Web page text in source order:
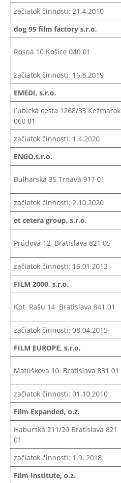
začiatok činnosti: 21.4.2010
dog 95 film factory s.r.o.
Rosná 10 Košice 040 01
začiatok činnosti: 16.8.2019
EMEDI, s.r.o.
Ľubická cesta 1268/33 Kežmarok
060 01
začiatok činnosti: 1.4.2020
ENGO,s.r.o.
Bulharská 35 Trnava 917 01
začiatok činnosti: 2.10.2020
et cetera group, s.r.o.
Prúdová 12 Bratislava 821 05
začiatok činnosti: 16.01.2012
FILM 2000, s.r.o.
Kpt. Rašu 14 Bratislava 841 01
začiatok činnosti: 08.04.2015
FILM EUROPE, s.r.o.
Matúškova 10 Bratislava 831 01
začiatok činnosti: 01.10.2010
Film Expanded, o.z.
Haburská 211/20 Bratislava 821
01
začiatok činnosti: 1.9. 2018
Film Institute, o.z.